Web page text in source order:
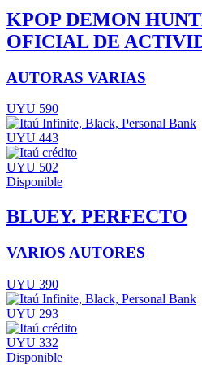
KPOP DEMON
OFICIAL DE
AUTORAS VARIAS
UYU 590
UYU 443
UYU 502
Disponible
BLUEY. PERFECTO
VARIOS AUTORES
UYU 390
UYU 293
UYU 332
Disponible